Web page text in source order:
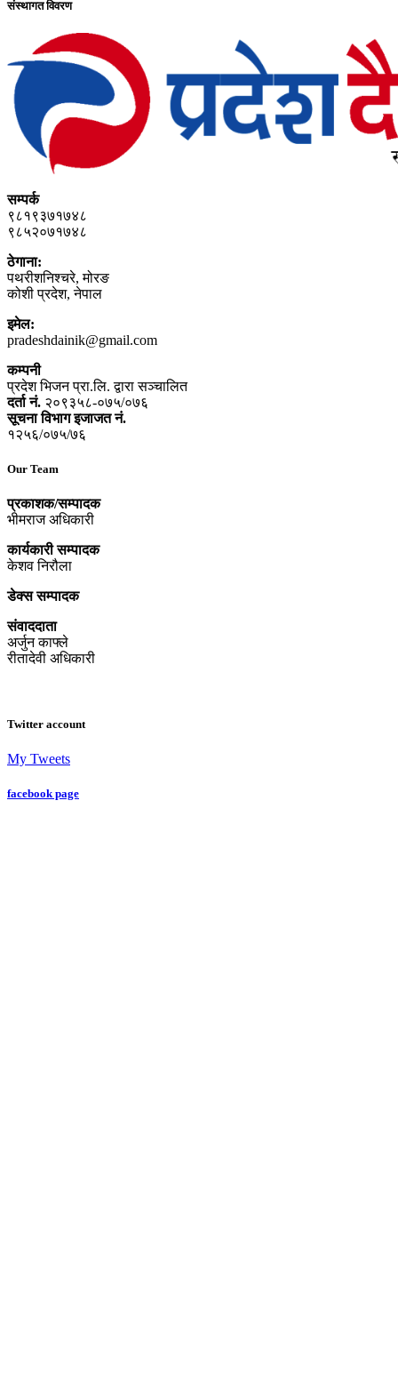
संस्थागत विवरण
सम्पर्क
९८१९३७१७४८
९८५२०७१७४८
ठेगाना:
पथरीशनिश्‍चरे, मोरङ
कोशी प्रदेश, नेपाल
इमेल:
pradeshdainik@gmail.com
कम्पनी
प्रदेश भिजन प्रा.लि. द्वारा सञ्‍चालित
दर्ता नं. २०९३५८-०७५/०७६
सूचना विभाग इजाजत नं.
१२५६/०७५/७६
Our Team
प्रकाशक/सम्पादक
भीमराज अधिकारी
कार्यकारी सम्पादक
केशव निरौला
डेक्स सम्पादक
संवाददाता
अर्जुन काफ्ले
रीतादेवी अधिकारी
Twitter account
My Tweets
facebook page